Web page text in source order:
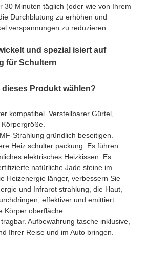
30 Minuten täglich (oder wie von Ihrem
Durchblutung zu erhöhen und
verspannungen zu reduzieren.
und spezial isiert auf
für Schultern
dieses Produkt wählen?
kompatibel. Verstellbarer Gürtel,
Strahlung gründlich beseitigen.
Heiz schulter packung. Es führen
elektrisches Heizkissen. Es
natürliche Jade steine im
Heizenergie länger, verbessern Sie
und Infrarot strahlung, die Haut,
effektiver und emittiert
Körper oberfläche.
Aufbewahrung tasche inklusive,
Ihrer Reise und im Auto bringen.